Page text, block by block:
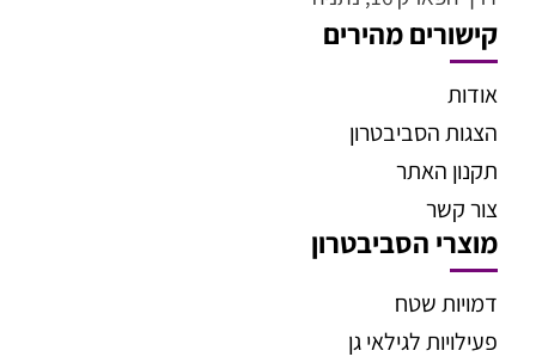
קישורים מהירים
אודות
הצגות הסביבטרון
תקנון האתר
צור קשר
מוצרי הסביבטרון
דמויות שטח
פעילויות לגילאי גן